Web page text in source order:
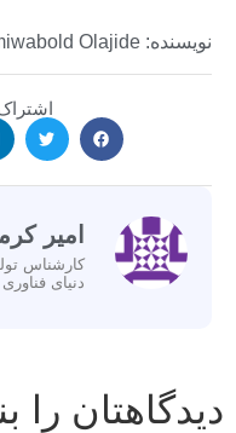
نویسنده: Tomiwabold Olajide
امیر
کارشناس
دنیای فناوری
دیدگاهتان را